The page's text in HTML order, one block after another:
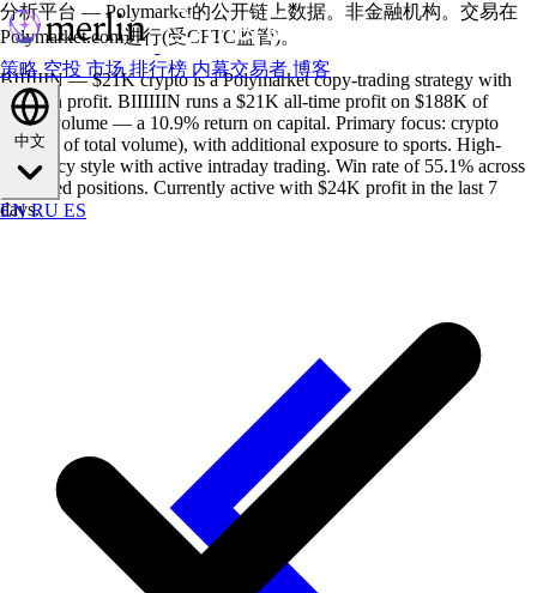
策略空投 市场排行榜 内幕交易者博客
ENRU ES
分析平台 — Polymarket的公开链上数据。非金融机构。交易在
Polymarket.com进行(受CFTC监管)。
BIIIIIIN — $21K crypto is a Polymarket copy-trading strategy with
$21K in profit. BIIIIIIN runs a $21K all-time profit on $188K of
traded volume — a 10.9% return on capital. Primary focus: crypto
($141K of total volume), with additional exposure to sports. High-
frequency style with active intraday trading. Win rate of 55.1% across
49 closed positions. Currently active with $24K profit in the last 7
days.